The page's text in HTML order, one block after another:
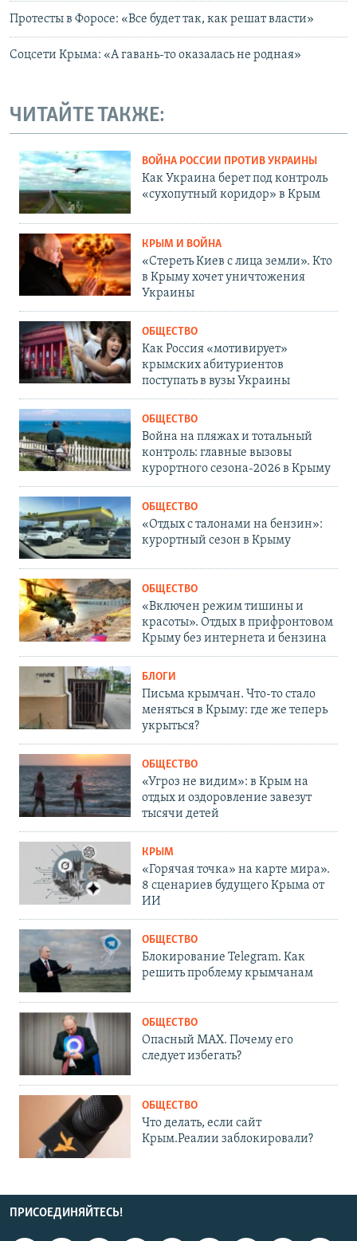
Протесты в Форосе: «Все будет так, как решат власти»
Соцсети Крыма: «А гавань-то оказалась не родная»
ЧИТАЙТЕ ТАКЖЕ:
ВОЙНА РОССИИ ПРОТИВ УКРАИНЫ
Как Украина берет под контроль
«сухопутный коридор» в Крым
КРЫМ И ВОЙНА
«Стереть Киев с лица земли». Кто
в Крыму хочет уничтожения
Украины
ОБЩЕСТВО
Как Россия «мотивирует»
крымских абитуриентов
поступать в вузы Украины
ОБЩЕСТВО
Война на пляжах и тотальный
контроль: главные вызовы
курортного сезона-2026 в Крыму
ОБЩЕСТВО
«Отдых с талонами на бензин»:
курортный сезон в Крыму
ОБЩЕСТВО
«Включен режим тишины и
красоты». Отдых в прифронтовом
Крыму без интернета и бензина
БЛОГИ
Письма крымчан. Что-то стало
меняться в Крыму: где же теперь
укрыться?
ОБЩЕСТВО
«Угроз не видим»: в Крым на
отдых и оздоровление завезут
тысячи детей
КРЫМ
«Горячая точка» на карте мира».
8 сценариев будущего Крыма от
ИИ
ОБЩЕСТВО
Блокирование Telegram. Как
решить проблему крымчанам
ОБЩЕСТВО
Опасный MAX. Почему его
следует избегать?
ОБЩЕСТВО
Что делать, если сайт
Крым.Реалии заблокировали?
ПРИСОЕДИНЯЙТЕСЬ!